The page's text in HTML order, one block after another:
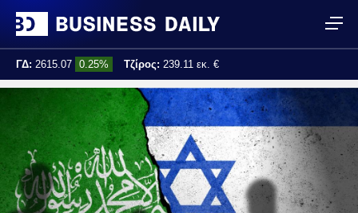
ΓΔ: 2615.07 0.25% Τζίρος: 239.11 εκ. €
17:25:01